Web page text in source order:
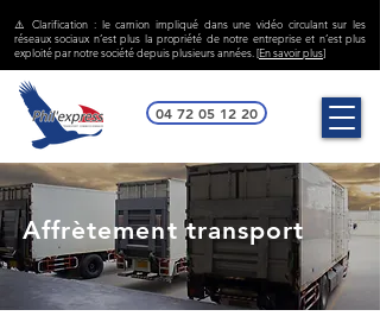
04 72 05 12 20
⚠️ Clarification : le camion impliqué dans une vidéo circulant sur les
réseaux sociaux n’est plus la propriété de notre entreprise et n’est plus
exploité par notre société depuis plusieurs années. [En savoir plus]
Affrètement transport